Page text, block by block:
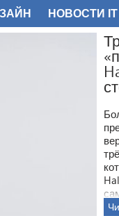
НОВОСТИ IT